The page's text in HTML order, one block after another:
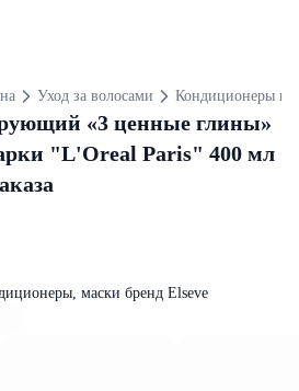
Уход за волосами Кондиционеры и
«3 ценные глины»
"L'Oreal Paris" 400 мл
маски бренд Elseve